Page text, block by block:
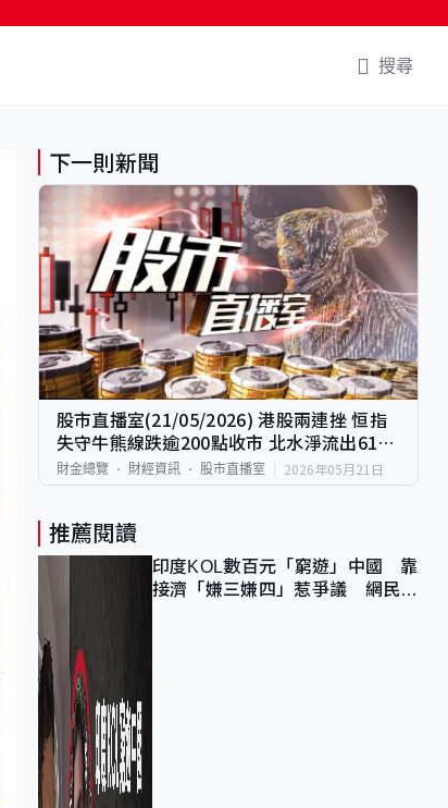
搜尋
下一則新聞
股市直播室(21/05/2026) 港股兩連挫 恒指
失守牛熊線跌逾200點收市 北水淨流出61億
元
財金總覽 財經資訊 股市直播室 2026年05月21日
推薦閱讀
印度KOL數百元「窮遊」中國 靠
接濟「嫌三嫌四」惹爭議 網民：